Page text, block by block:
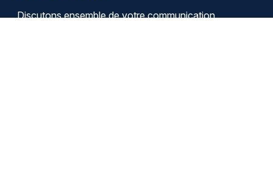
Discutons ensemble de votre communication